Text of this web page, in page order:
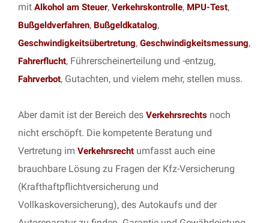
mit Alkohol am Steuer, Verkehrskontrolle, MPU-Test,
Bußgeldverfahren, Bußgeldkatalog,
Geschwindigkeitsübertretung, Geschwindigkeitsmessung,
Fahrerflucht, Führerscheinerteilung und -entzug,
Fahrverbot, Gutachten, und vielem mehr, stellen muss.
Aber damit ist der Bereich des Verkehrsrechts noch
nicht erschöpft. Die kompetente Beratung und
Vertretung im Verkehrsrecht umfasst auch eine
brauchbare Lösung zu Fragen der Kfz-Versicherung
(Krafthaftpflichtversicherung und
Vollkaskoversicherung), des Autokaufs und der